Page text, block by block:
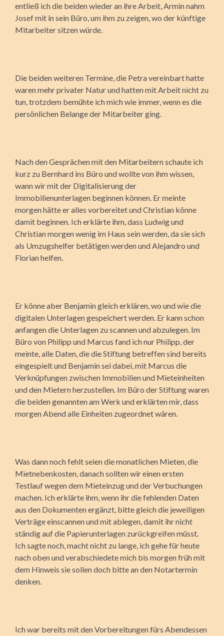
entließ ich die beiden wieder an ihre Arbeit, Armin nahm
Josef mit in sein Büro, um ihm zu zeigen, wo der künftige
Mitarbeiter sitzen würde.
Die beiden weiteren Termine, die Petra vereinbart hatte
waren mehr privater Natur und hatten mit Arbeit nicht zu
tun, trotzdem bemühte ich mich wie immer, wenn es die
persönlichen Belange der Mitarbeiter ging.
Nach den Gesprächen mit den Mitarbeitern schaute ich
kurz zu Bernhard ins Büro und wollte von ihm wissen,
wann wir mit der Digitalisierung der
Immobilienunterlagen beginnen können. Er meinte
morgen hätte er alles vorbereitet und Christian könne
damit be­ginnen. Ich erklärte ihm, dass Ludwig und
Christian morgen wenig im Haus sein werden, da sie sich
als Umzugshelfer betätigen werden und Alejandro und
Florian helfen.
Er könne aber Benjamin gleich erklären, wo und wie die
digitalen Unterlagen gespeichert werden. Er kann schon
anfangen die Unterlagen zu scannen und abzulegen. Im
Büro von Philipp und Marcus fand ich nur Philipp, der
meinte, alle Daten, die die Stiftung betreffen sind bereits
eingespielt und Benjamin sei dabei, mit Marcus die
Verknüpfungen zwischen Immobilien und Mieteinheiten
und den Mietern herzustellen. Im Büro der Stiftung waren
die beiden genannten am Werk und erklärten mir, dass
morgen Abend alle Einheiten zugeordnet wären.
Was dann noch fehlt seien die monatlichen Mieten, die
Mietnebenkosten, danach sollten wir einen ersten
Testlauf wegen dem Mieteinzug und der Verbuchungen
machen. Ich erklärte ihm, wenn ihr die fehlenden Daten
aus den Dokumenten ergänzt, bitte gleich die jeweiligen
Verträge einscannen und mit ablegen, damit ihr nicht
ständig auf die Papierunterlagen zurückgreifen müsst.
Ich sagte noch, macht nicht zu lange, ich gehe für heute
nach oben und verabschiedete mich bis morgen früh mit
dem Hinweis sie sollen doch bitte an den Notartermin
denken.
Ich war bereits mit den Vorbereitungen fürs Abendessen